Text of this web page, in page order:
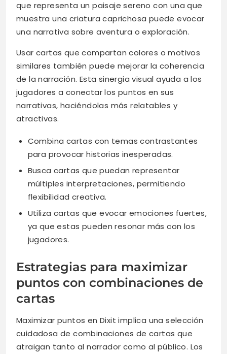
que representa un paisaje sereno con una que
muestra una criatura caprichosa puede evocar
una narrativa sobre aventura o exploración.
Usar cartas que compartan colores o motivos
similares también puede mejorar la coherencia
de la narración. Esta sinergia visual ayuda a los
jugadores a conectar los puntos en sus
narrativas, haciéndolas más relatables y
atractivas.
Combina cartas con temas contrastantes
para provocar historias inesperadas.
Busca cartas que puedan representar
múltiples interpretaciones, permitiendo
flexibilidad creativa.
Utiliza cartas que evocar emociones fuertes,
ya que estas pueden resonar más con los
jugadores.
Estrategias para maximizar
puntos con combinaciones de
cartas
Maximizar puntos en Dixit implica una selección
cuidadosa de combinaciones de cartas que
atraigan tanto al narrador como al público. Los